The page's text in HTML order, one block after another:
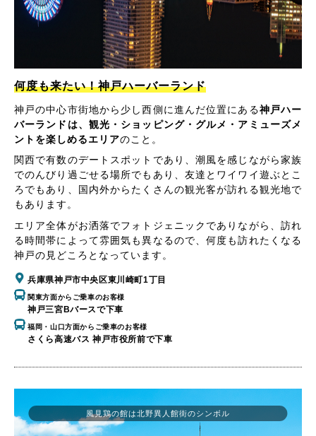
何度も来たい！神戸ハーバーランド
神戸の中心市街地から少し西側に進んだ位置にある神戸ハー
バーランドは、観光・ショッピング・グルメ・アミューズメ
ントを楽しめるエリアのこと。
関西で有数のデートスポットであり、潮風を感じながら家族
でのんびり過ごせる場所でもあり、友達とワイワイ遊ぶとこ
ろでもあり、国内外からたくさんの観光客が訪れる観光地で
もあります。
エリア全体がお洒落でフォトジェニックでありながら、訪れ
る時間帯によって雰囲気も異なるので、何度も訪れたくなる
神戸の見どころとなっています。
兵庫県神戸市中央区東川崎町1丁目
関東方面からご乗車のお客様
神戸三宮Bバースで下車
福岡・山口方面からご乗車のお客様
さくら高速バス 神戸市役所前で下車
風見鶏の館は北野異人館街のシンボル